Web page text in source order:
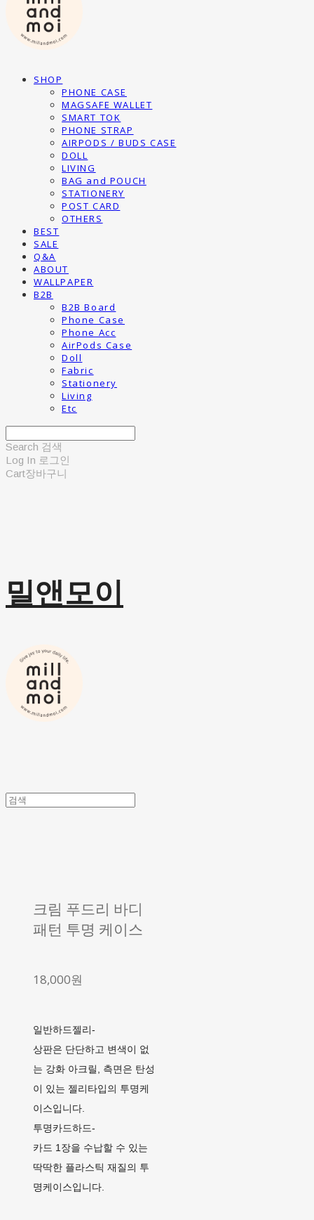
SHOP
PHONE CASE
MAGSAFE WALLET
SMART TOK
PHONE STRAP
AIRPODS / BUDS CASE
DOLL
LIVING
BAG and POUCH
STATIONERY
POST CARD
OTHERS
BEST
SALE
Q&A
ABOUT
WALLPAPER
B2B
B2B Board
Phone Case
Phone Acc
AirPods Case
Doll
Fabric
Stationery
Living
Etc
Search 검색
Log In 로그인
Cart장바구니
밀앤모이
크림 푸드리 바디
패턴 투명 케이스
18,000원
일반하드젤리-
상판은 단단하고 변색이 없
는 강화 아크릴, 측면은 탄성
이 있는 젤리타입의 투명케
이스입니다.
투명카드하드-
카드 1장을 수납할 수 있는
딱딱한 플라스틱 재질의 투
명케이스입니다.